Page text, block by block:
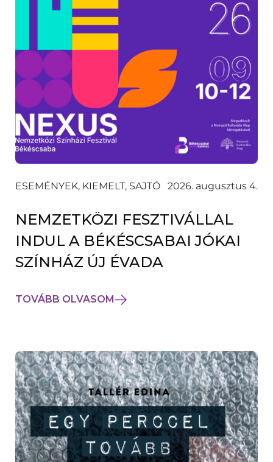
ESEMÉNYEK, KIEMELT, SAJTÓ 2026. augusztus 4.
NEMZETKÖZI FESZTIVÁLLAL
INDUL A BÉKÉSCSABAI JÓKAI
SZÍNHÁZ ÚJ ÉVADA
TOVÁBB OLVASOM